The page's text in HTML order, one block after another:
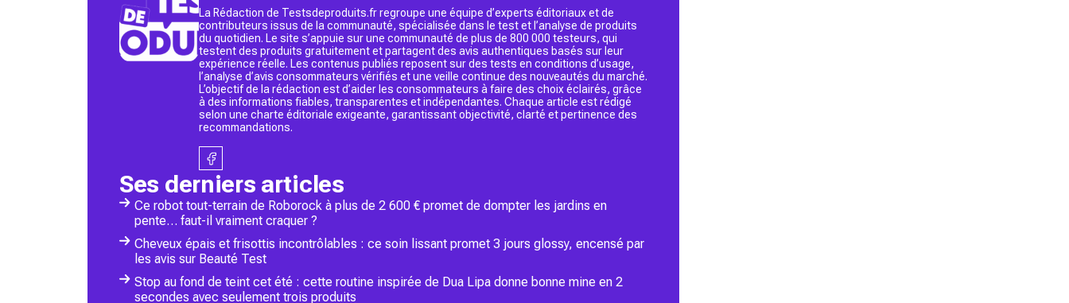
La Rédaction de Testsdeproduits.fr regroupe une équipe d’experts éditoriaux et de
contributeurs issus de la communauté, spécialisée dans le test et l’analyse de produits
du quotidien. Le site s’appuie sur une communauté de plus de 800 000 testeurs, qui
testent des produits gratuitement et partagent des avis authentiques basés sur leur
expérience réelle. Les contenus publiés reposent sur des tests en conditions d’usage,
l’analyse d’avis consommateurs vérifiés et une veille continue des nouveautés du marché.
L’objectif de la rédaction est d’aider les consommateurs à faire des choix éclairés, grâce
à des informations fiables, transparentes et indépendantes. Chaque article est rédigé
selon une charte éditoriale exigeante, garantissant objectivité, clarté et pertinence des
recommandations.
Ses derniers articles
Ce robot tout-terrain de Roborock à plus de 2 600 € promet de dompter les jardins en
pente… faut-il vraiment craquer ?
Cheveux épais et frisottis incontrôlables : ce soin lissant promet 3 jours glossy, encensé par
les avis sur Beauté Test
Stop au fond de teint cet été : cette routine inspirée de Dua Lipa donne bonne mine en 2
secondes avec seulement trois produits